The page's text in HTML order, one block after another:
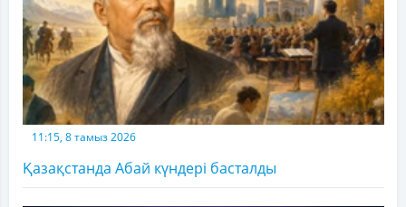
11:15, 8 тамыз 2026
Қазақстанда Абай күндері басталды